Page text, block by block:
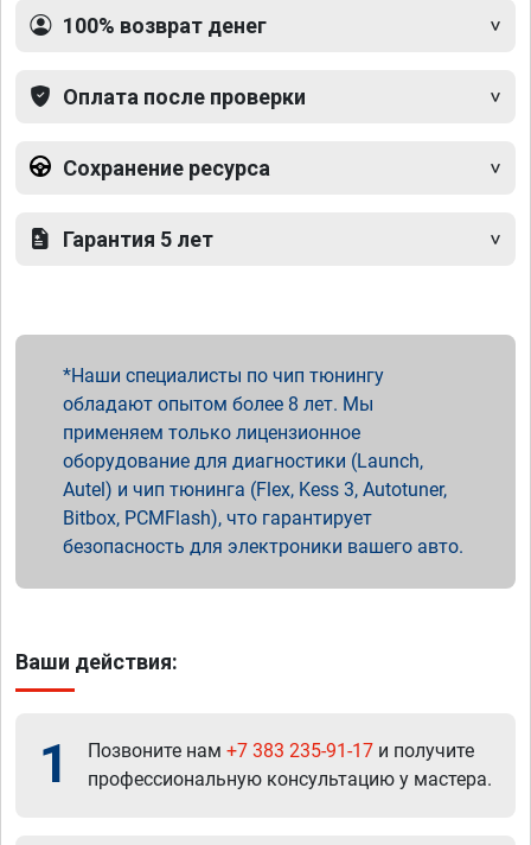
100% возврат денег
Оплата после проверки
Сохранение ресурса
Гарантия 5 лет
Наши специалисты по чип тюнингу
обладают опытом более 8 лет. Мы
применяем только лицензионное
оборудование для диагностики (Launch,
Autel) и чип тюнинга (Flex, Kess 3, Autotuner,
Bitbox, PCMFlash), что гарантирует
безопасность для электроники вашего авто.
Ваши действия:
1 Позвоните нам +7 383 235-91-17 и получите
профессиональную консультацию у мастера.